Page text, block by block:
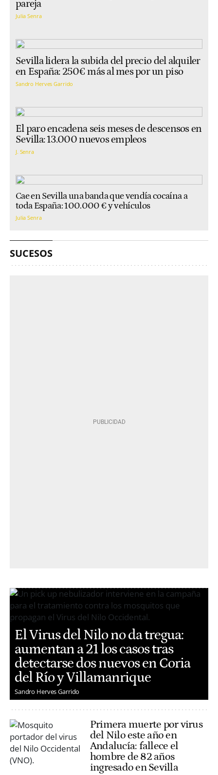
pareja
Julia Senra
Sevilla lidera la subida del precio del alquiler
en España: 250€ más al mes por un piso
Sandro Herves Garrido
El paro encadena seis meses de descensos en
Sevilla: 13.000 nuevos empleos
J. Senra
Cae en Sevilla una banda que vendía cocaína a
toda España: 100.000 € y vehículos
Julia Senra
SUCESOS
El Virus del Nilo no da tregua:
aumentan a 21 los casos tras
detectarse dos nuevos en Coria
del Río y Villamanrique
Sandro Herves Garrido
Primera muerte por virus
del Nilo este año en
Andalucía: fallece el
hombre de 82 años
ingresado en Sevilla